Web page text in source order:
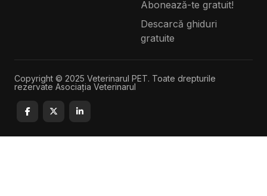
Abonează-te gratuit!
Descarcă ghiduri
gratuite
Copyright © 2025 Veterinarul PET. Toate drepturile
rezervate Asociația Veterinarul